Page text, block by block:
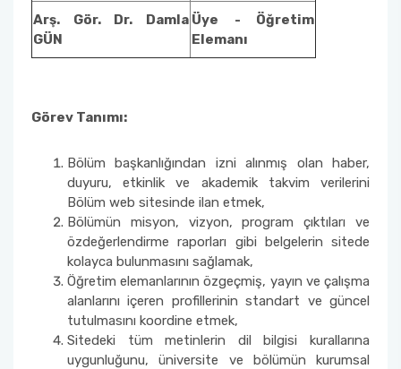
Arş. Gör. Dr. Damla
GÜN
Üye - Öğretim
Elemanı
Görev Tanımı:
Bölüm başkanlığından izni alınmış olan haber,
duyuru, etkinlik ve akademik takvim verilerini
Bölüm web sitesinde ilan etmek,
Bölümün misyon, vizyon, program çıktıları ve
özdeğerlendirme raporları gibi belgelerin sitede
kolayca bulunmasını sağlamak,
Öğretim elemanlarının özgeçmiş, yayın ve çalışma
alanlarını içeren profillerinin standart ve güncel
tutulmasını koordine etmek,
Sitedeki tüm metinlerin dil bilgisi kurallarına
uygunluğunu, üniversite ve bölümün kurumsal
Eğitim ve Öğretim Komisyonu
İç Dış Paydaş Komisyonu
Eğitim Öğretim Programları İyileştirme
Komisyonu
Mezunlarla İletişim, Ölçme ve Değerlendirme
Komisyonu
Eğitim-Öğretim Planı ve Sınav Yönetimi
Komisyonu